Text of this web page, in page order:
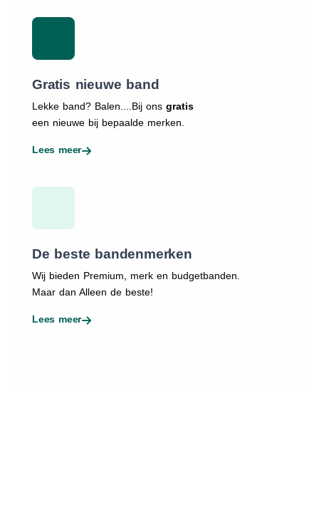
Gratis nieuwe band
Lekke band? Balen....Bij ons gratis
een nieuwe bij bepaalde merken.
Lees meer
De beste bandenmerken
Wij bieden Premium, merk en budgetbanden.
Maar dan Alleen de beste!
Lees meer